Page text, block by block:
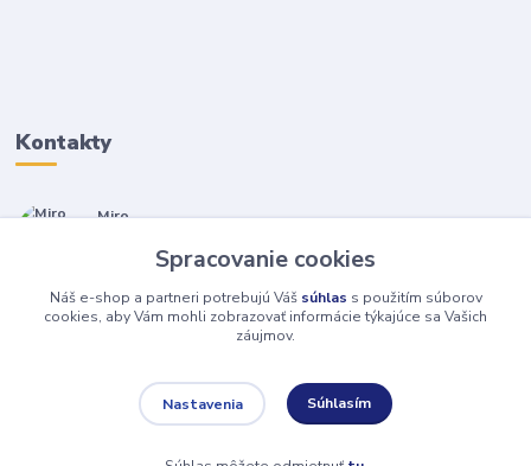
Kontakty
Miro
(Po-Pia, 7-17 hod.)
isopneumatiky@isopneumatiky.sk
Spracovanie cookies
Náš e-shop a partneri potrebujú Váš súhlas s použitím súborov
cookies, aby Vám mohli zobrazovať informácie týkajúce sa Vašich
záujmov.
Nastavenia Súhlasím